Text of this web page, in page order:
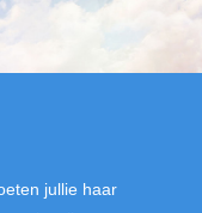
jullie haar